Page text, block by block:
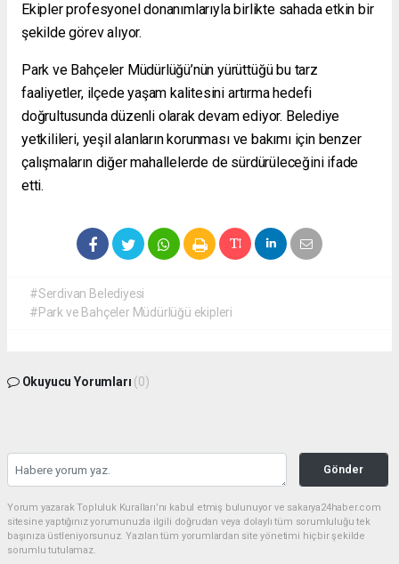
Ekipler profesyonel donanımlarıyla birlikte sahada etkin bir
şekilde görev alıyor.
Park ve Bahçeler Müdürlüğü’nün yürüttüğü bu tarz
faaliyetler, ilçede yaşam kalitesini artırma hedefi
doğrultusunda düzenli olarak devam ediyor. Belediye
yetkilileri, yeşil alanların korunması ve bakımı için benzer
çalışmaların diğer mahallelerde de sürdürüleceğini ifade
etti.
#Serdivan Belediyesi
#Park ve Bahçeler Müdürlüğü ekipleri
Okuyucu Yorumları (0)
Gönder
Yorum yazarak Topluluk Kuralları’nı kabul etmiş bulunuyor ve sakarya24haber.com
sitesine yaptığınız yorumunuzla ilgili doğrudan veya dolaylı tüm sorumluluğu tek
başınıza üstleniyorsunuz. Yazılan tüm yorumlardan site yönetimi hiçbir şekilde
sorumlu tutulamaz.